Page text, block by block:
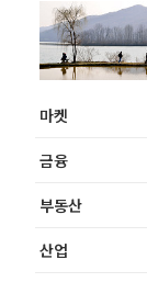
마켓
금융
부동산
산업